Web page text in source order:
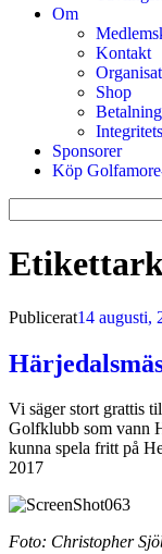
Om
Kontakt
Shop
Sponsorer
Köp
efter:
Publicerat14 augusti,
Vi säger stort grattis
Golfklubb som vann
kunna spela fritt på
2017
Foto: Christopher